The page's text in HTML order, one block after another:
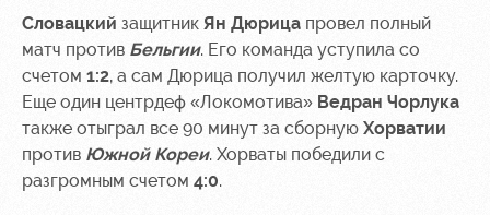
Организация
мероприятий
Аренда
полей
площадей
Локо-Лето
Академия
Как
поступить
Руководство
болельщиков
Банковская
карта
«Локомотив»
Заставки
Программа
Словацкий защитник Ян Дюрица провел полный
матч против Бельгии. Его команда уступила со
счетом 1:2, а сам Дюрица получил желтую карточку.
Еще один центрдеф «Локомотива» Ведран Чорлука
также отыграл все 90 минут за сборную Хорватии
против Южной Кореи. Хорваты победили с
разгромным счетом 4:0.